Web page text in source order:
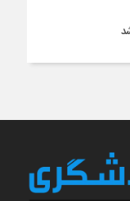
سوخت جت/ اختلال